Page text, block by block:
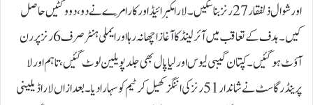
اور شوال ذلفقار 27 رنز بنا سکیں۔ لارا مکبرائیڈ اور کارا مَرے نے دو، دو وکٹیں حاصل
کیں۔ہدف کے تعاقب میں آئرلینڈ کا آغاز اچھا نہ رہا اور ایملی ہنٹر صرف 6 رنز پر رن
آؤٹ ہوگئیں۔ کپتان گیبی لیوس اور لیا پال بھی جلد پویلین لوٹ گئیں، تاہم اورلا
پرینڈرگاسٹ نے شاندار 51 رنز کی اننگز کھیل کر ٹیم کو سہارا دیا۔بعدازاں لارا ڈیلینی